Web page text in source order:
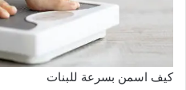
كيف اسمن بسرعة للبنات